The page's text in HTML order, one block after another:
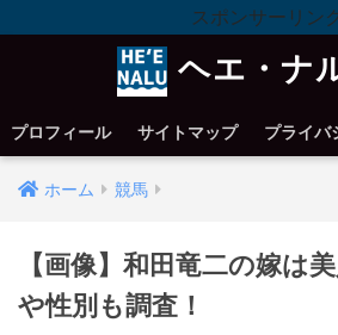
スポンサーリン
ヘエ・ナ
プロフィール サイトマップ プライバ
ホーム 競馬
【画像】和田竜二の嫁は
や性別も調査！